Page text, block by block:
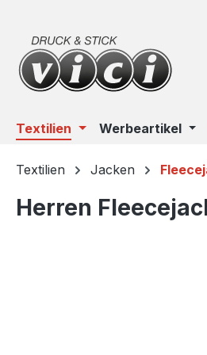
Textilien Werbeartikel
Textilien Jacken
Herren